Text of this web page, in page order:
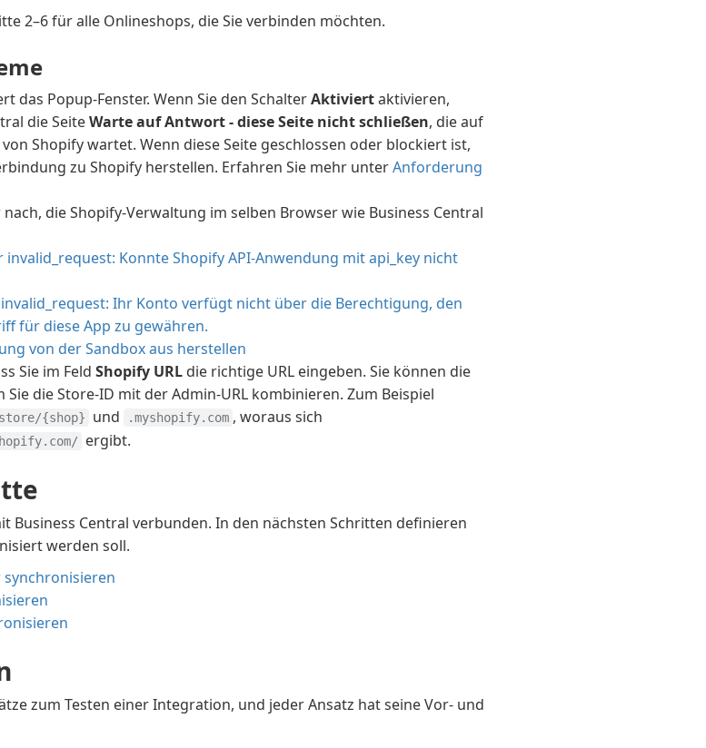
2–6 für alle Onlineshops, die Sie verbinden möchten.
das Popup-Fenster. Wenn Sie den SchalterAktiviertaktivieren,
die SeiteWarte auf Antwort - diese Seite nicht schließen, die auf
Shopify wartet. Wenn diese Seite geschlossen oder blockiert ist,
zu Shopify herstellen. Erfahren Sie mehr unterAnforderung
die Shopify-Verwaltung im selben Browser wie Business Central
invalid_request: Konnte Shopify API-Anwendung mit api_key nicht
Ihr Konto verfügt nicht über die Berechtigung, den
für diese App zu gewähren.
von der Sandbox aus herstellen
Sie im FeldShopify URL die richtige URL eingeben. Sie können die
Sie die Store-ID mit der Admin-URL kombinieren. Zum Beispiel
{shop} und .myshopify.com , woraus sich
ergibt.
Business Central verbunden. In den nächsten Schritten definieren
werden soll.
zum Testen einer Integration, und jeder Ansatz hat seine Vor- und